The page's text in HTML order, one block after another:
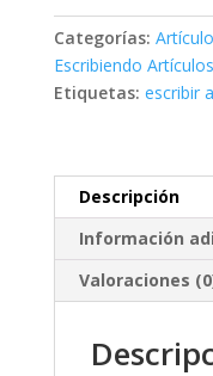
con
Artículos
cantidad
Categorías:
Escribiendo Artículos
Etiquetas: escribir
Descripción
Información
Valoraciones